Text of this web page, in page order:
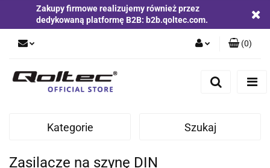
Zakupy firmowe realizujemy również przez
dedykowaną platformę B2B: b2b.qoltec.com.
Zgody cookies
(0)
Kategorie Szukaj
Zasilacze na szynę DIN